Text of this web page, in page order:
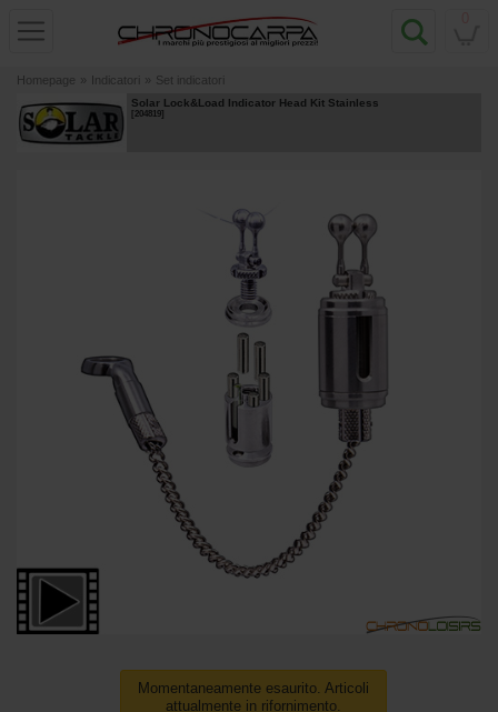
Homepage » Indicatori » Set indicatori
Solar Lock&Load Indicator Head Kit Stainless
[204819]
Momentaneamente esaurito. Articoli
attualmente in rifornimento.